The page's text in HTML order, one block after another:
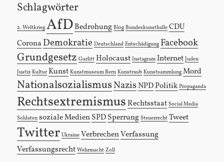
Schlagwörter
2. Weltkrieg AfD Bedrohung Blog Bundeskunsthalle CDU
Corona Demokratie Deutschland Entschädigung Facebook
Grundgesetz Gurlitt Holocaust Instagram Internet Juden
Justiz Kultur Kunst Kunstmuseum Bern Kunstraub Kunstsammlung Mord
NationalsozialismusNazis NPD Politik Propaganda
Rechtsextremismus Rechtsstaat Social Media
Soldaten soziale Medien SPD Sperrung Steuerrecht Tweet
Twitter Ukraine VerbrechenVerfassung
Verfassungsrecht Wehrmacht Zoll